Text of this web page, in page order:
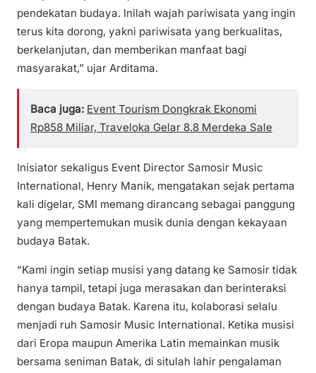
pendekatan budaya. Inilah wajah pariwisata yang ingin
terus kita dorong, yakni pariwisata yang berkualitas,
berkelanjutan, dan memberikan manfaat bagi
masyarakat,” ujar Arditama.
Baca juga: Event Tourism Dongkrak Ekonomi
Rp858 Miliar, Traveloka Gelar 8.8 Merdeka Sale
Inisiator sekaligus Event Director Samosir Music
International, Henry Manik, mengatakan sejak pertama
kali digelar, SMI memang dirancang sebagai panggung
yang mempertemukan musik dunia dengan kekayaan
budaya Batak.
“Kami ingin setiap musisi yang datang ke Samosir tidak
hanya tampil, tetapi juga merasakan dan berinteraksi
dengan budaya Batak. Karena itu, kolaborasi selalu
menjadi ruh Samosir Music International. Ketika musisi
dari Eropa maupun Amerika Latin memainkan musik
bersama seniman Batak, di situlah lahir pengalaman